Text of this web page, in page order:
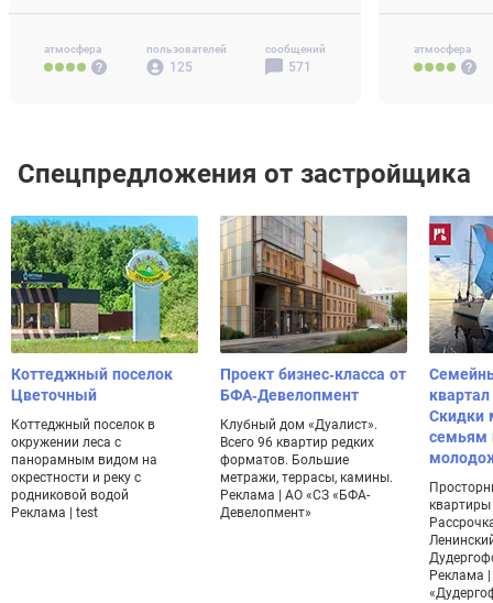
атмосфера пользователей
125
сообщений
571
Своб. план.
атмосфера
Спецпредложения от застройщика
Коттеджный поселок
Цветочный
Коттеджный поселок в
окружении леса с
панорамным видом на
окрестности и реку с
родниковой водой
Реклама | test
Проект бизнес-класса от
БФА-Девелопмент
Клубный дом «Дуалист».
Всего 96 квартир редких
форматов. Большие
метражи, террасы, камины.
Реклама | АО «СЗ «БФА-
Девелопмент»
Скидки
семьям
квартиры
Реклама